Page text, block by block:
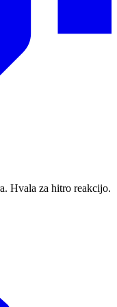
Hvala za hitro reakcijo.